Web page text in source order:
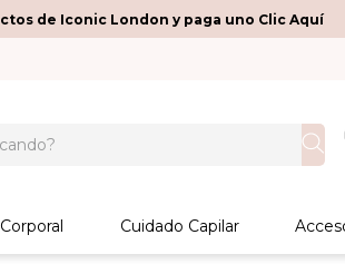
de Iconic London y paga uno Clic Aquí
Cuidado Capilar